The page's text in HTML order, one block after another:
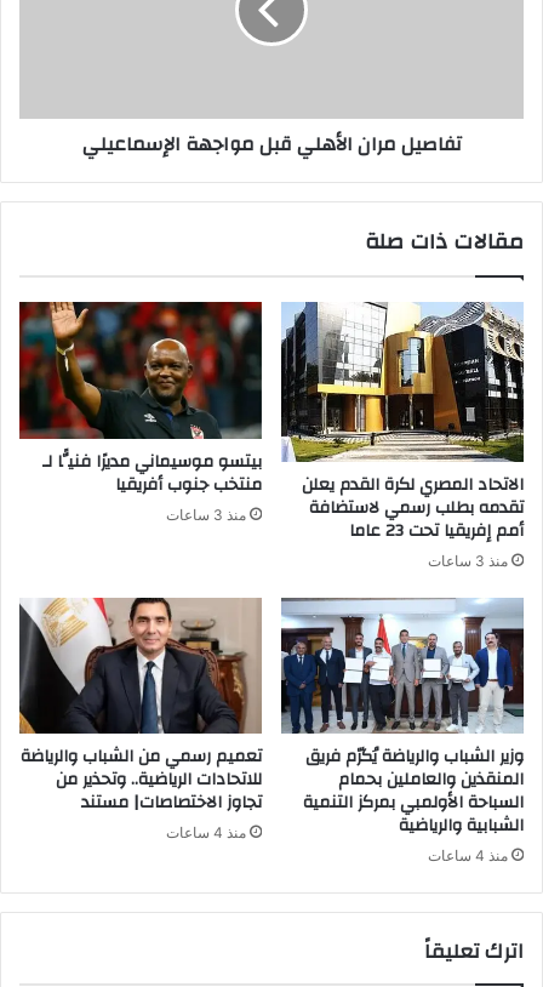
تفاصيل مران الأهلي قبل مواجهة الإسماعيلي
مقالات ذات صلة
الاتحاد المصري لكرة القدم يعلن
تقدمه بطلب رسمي لاستضافة
أمم إفريقيا تحت 23 عاما
منذ 3 ساعات
بيتسو موسيماني مديرًا فنيًّا لـ
منتخب جنوب أفريقيا
منذ 3 ساعات
وزير الشباب والرياضة يُكرّم فريق
المنقذين والعاملين بحمام
السباحة الأولمبي بمركز التنمية
الشبابية والرياضية
منذ 4 ساعات
تعميم رسمي من الشباب والرياضة
للاتحادات الرياضية.. وتحذير من
تجاوز الاختصاصات| مستند
منذ 4 ساعات
اترك تعليقاً